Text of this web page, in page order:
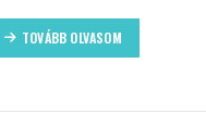
TOVÁBB OLVASOM